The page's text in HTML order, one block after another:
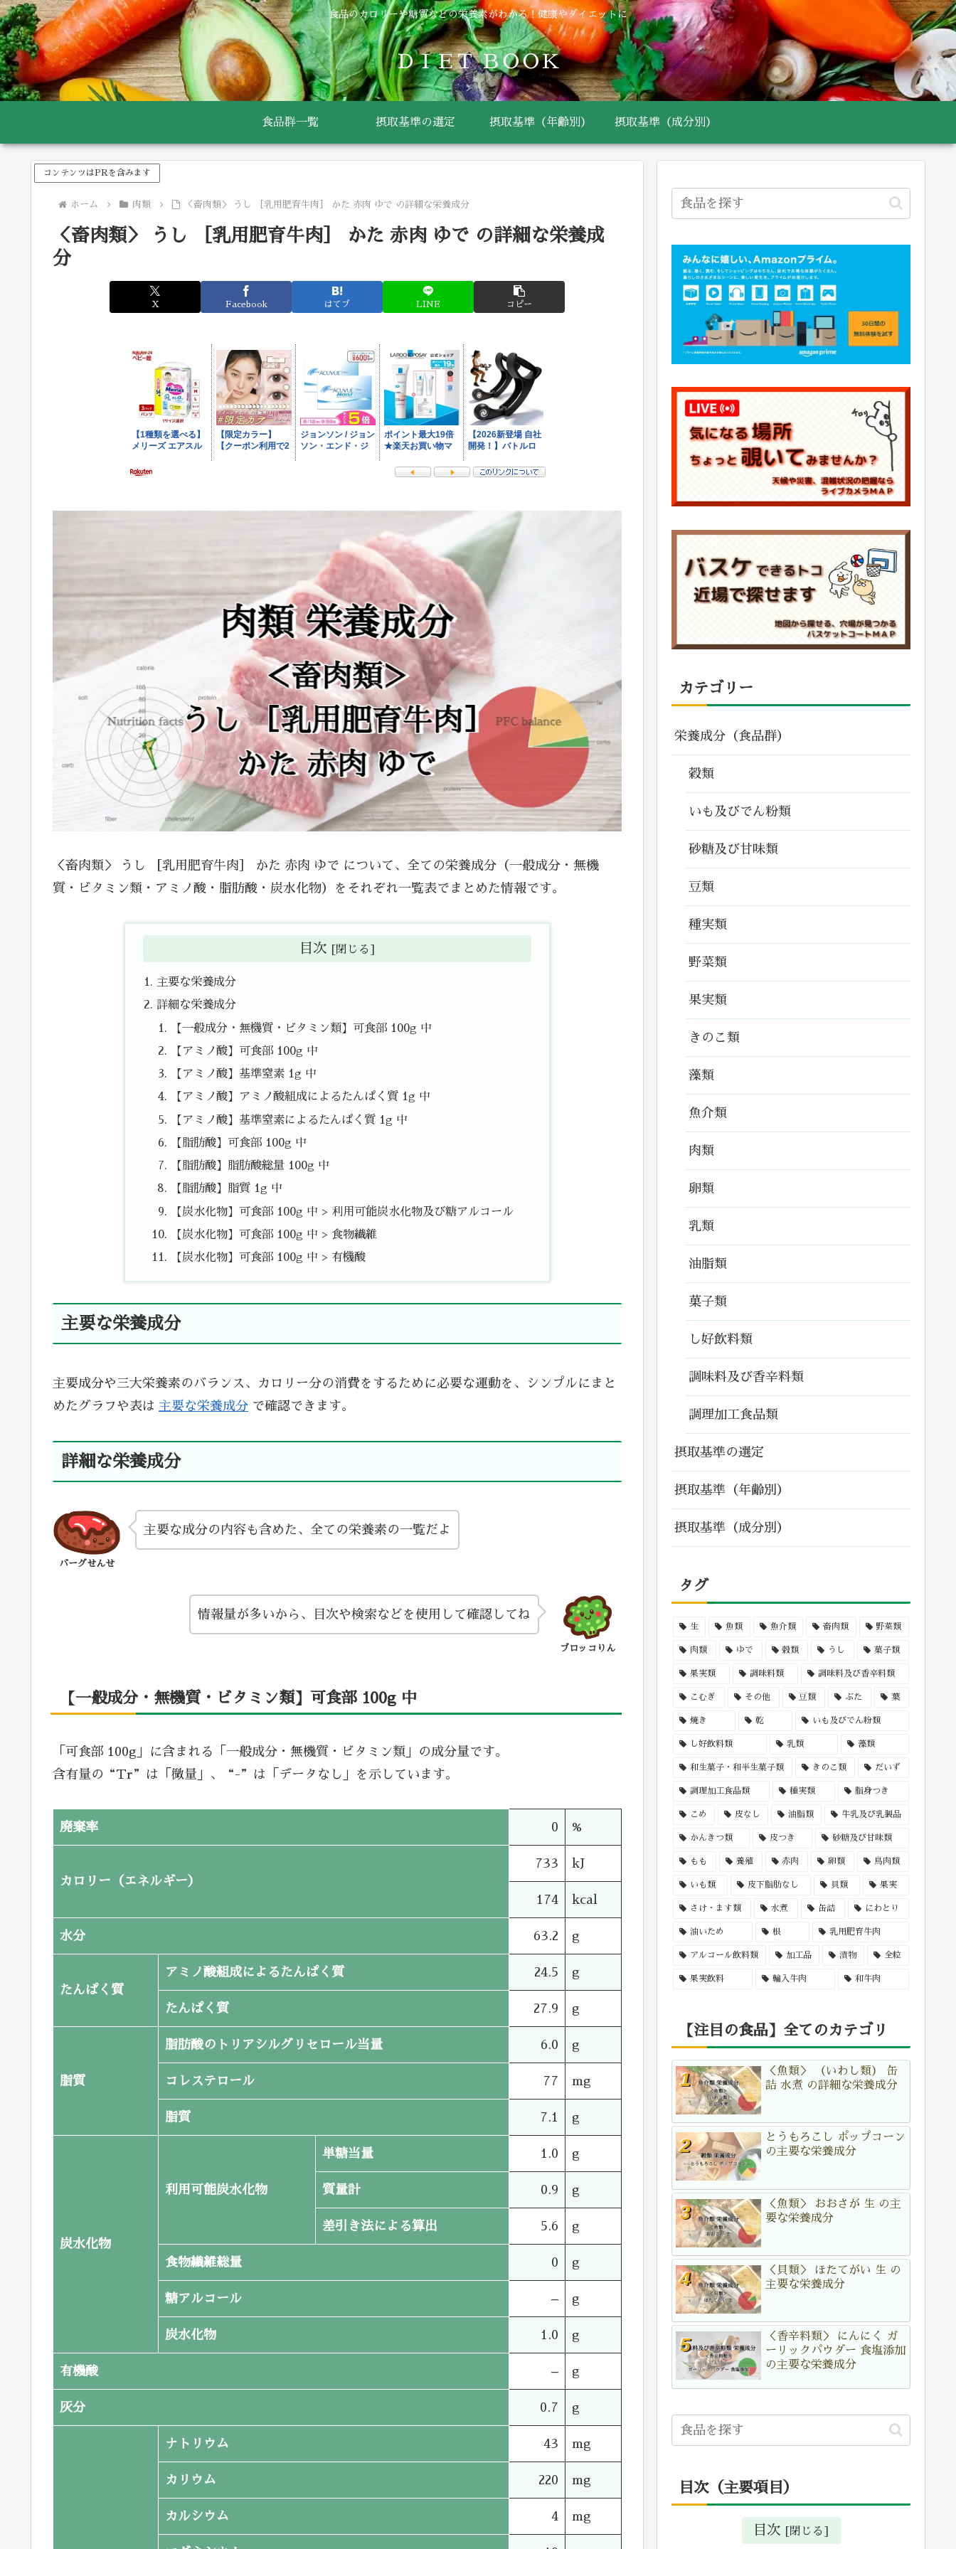
食品のカロリーや糖質などの栄養素がわかる！健康やダイエットに
ＤＩＥＴ ＢＯＯＫ
食品群一覧 摂取基準の選定 摂取基準（年齢別） 摂取基準（成分別）
コンテンツはPRを含みます
ホーム 肉類 ＜畜肉類＞ うし ［乳用肥育牛肉］ かた 赤肉 ゆで の詳細な栄養成分
＜畜肉類＞ うし ［乳用肥育牛肉］ かた 赤肉 ゆで の詳細な栄養成
分
X Facebook はてブ LINE コピー
＜畜肉類＞ うし ［乳用肥育牛肉］ かた 赤肉 ゆで について、全ての栄養成分（一般成分・無機
質・ビタミン類・アミノ酸・脂肪酸・炭水化物）をそれぞれ一覧表でまとめた情報です。
目次
主要な栄養成分
詳細な栄養成分
【一般成分・無機質・ビタミン類】可食部 100g 中
【アミノ酸】可食部 100g 中
【アミノ酸】基準窒素 1g 中
【アミノ酸】アミノ酸組成によるたんぱく質 1g 中
【アミノ酸】基準窒素によるたんぱく質 1g 中
【脂肪酸】可食部 100g 中
【脂肪酸】脂肪酸総量 100g 中
【脂肪酸】脂質 1g 中
【炭水化物】可食部 100g 中 > 利用可能炭水化物及び糖アルコール
【炭水化物】可食部 100g 中 > 食物繊維
【炭水化物】可食部 100g 中 > 有機酸
主要な栄養成分
主要成分や三大栄養素のバランス、カロリー分の消費をするために必要な運動を、シンプルにまと
めたグラフや表は 主要な栄養成分 で確認できます。
詳細な栄養成分
バーグせんせ
主要な成分の内容も含めた、全ての栄養素の一覧だよ
ブロッコりん
情報量が多いから、目次や検索などを使用して確認してね
【一般成分・無機質・ビタミン類】可食部 100g 中
「可食部 100g」に含まれる「一般成分・無機質・ビタミン類」の成分量です。
含有量の“Tr”は「微量」、“-”は「データなし」を示しています。
廃棄率 0 %
カロリー（エネルギー）
733 kJ
174 kcal
水分 63.2 g
たんぱく質
アミノ酸組成によるたんぱく質 24.5 g
たんぱく質 27.9 g
脂質
脂肪酸のトリアシルグリセロール当量 6.0 g
コレステロール 77 mg
脂質 7.1 g
炭水化物
利用可能炭水化物
単糖当量 1.0 g
質量計 0.9 g
差引き法による算出 5.6 g
食物繊維総量 0 g
糖アルコール – g
炭水化物 1.0 g
有機酸 – g
灰分 0.7 g
ナトリウム 43 mg
カリウム 220 mg
カルシウム 4 mg
カテゴリー
栄養成分（食品群）
穀類
いも及びでん粉類
砂糖及び甘味類
豆類
種実類
野菜類
果実類
きのこ類
藻類
魚介類
肉類
卵類
乳類
油脂類
菓子類
し好飲料類
調味料及び香辛料類
調理加工食品類
摂取基準の選定
摂取基準（年齢別）
摂取基準（成分別）
タグ
生 魚類 魚介類 畜肉類 野菜類
肉類 ゆで 穀類 うし 菓子類
果実類 調味料類 調味料及び香辛料類
こむぎ その他 豆類 ぶた 葉
焼き 乾 いも及びでん粉類
し好飲料類 乳類 藻類
和生菓子・和半生菓子類 きのこ類 だいず
調理加工食品類 種実類 脂身つき
こめ 皮なし 油脂類 牛乳及び乳製品
かんきつ類 皮つき 砂糖及び甘味類
もも 養殖 赤肉 卵類 鳥肉類
いも類 皮下脂肪なし 貝類 果実
さけ・ます類 水煮 缶詰 にわとり
油いため 根 乳用肥育牛肉
アルコール飲料類 加工品 漬物 全粒
果実飲料 輸入牛肉 和牛肉
【注目の食品】全てのカテゴリ
＜魚類＞ （いわし類） 缶
詰 水煮 の詳細な栄養成分
とうもろこし ポップコーン
の主要な栄養成分
＜魚類＞ おおさが 生 の主
要な栄養成分
＜貝類＞ ほたてがい 生 の
主要な栄養成分
＜香辛料類＞ にんにく ガ
ーリックパウダー 食塩添加
の主要な栄養成分
目次（主要項目）
目次